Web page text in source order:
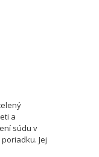
a
súdu v
Jej